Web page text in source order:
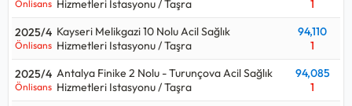
Önlisans Hizmetleri Istasyonu / Taşra
1
2025/4
Önlisans
Kayseri Melikgazi 10 Nolu Acil Sağlık
Hizmetleri Istasyonu / Taşra
94,110
1
2025/4
Önlisans
Antalya Finike 2 Nolu - Turunçova Acil Sağlık
Hizmetleri Istasyonu / Taşra
94,085
1